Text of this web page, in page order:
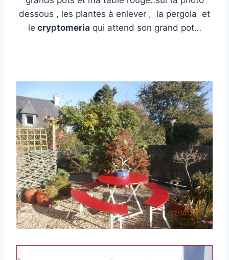
dessous , les plantes à enlever , la pergola et
le cryptomeria qui attend son grand pot…